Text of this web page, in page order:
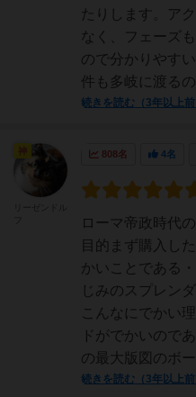
たりします。ア
なく、フェーズ
ので分かりやす
件も多岐に渡る
続きを読む（3年以上前
808名 4名
ローマ帝政時代
目的まず購入し
かいことである
じみのスプレン
こんなにでかい
ドがでかいので
の最大版図のボ
続きを読む（3年以上前
神